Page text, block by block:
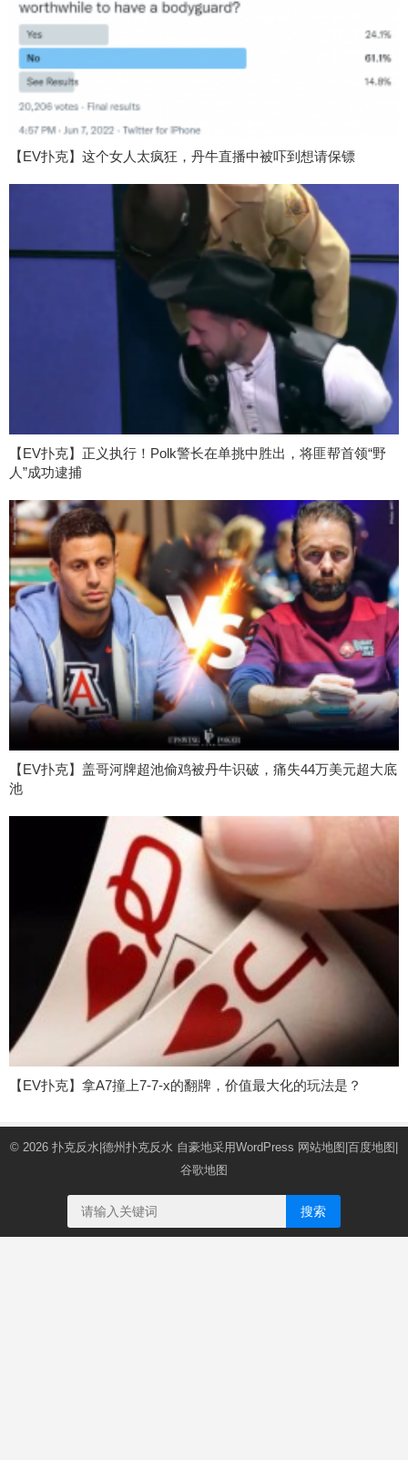
【EV扑克】这个女人太疯狂，丹牛直播中被吓到想请保镖
【EV扑克】正义执行！Polk警长在单挑中胜出，将匪帮首领“野
人”成功逮捕
【EV扑克】盖哥河牌超池偷鸡被丹牛识破，痛失44万美元超大底
池
【EV扑克】拿A7撞上7-7-x的翻牌，价值最大化的玩法是？
© 2026 扑克反水|德州扑克反水 自豪地采用WordPress 网站地图|百度地图|
谷歌地图
搜索